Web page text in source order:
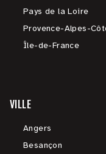
Pays de la Loire
Provence-Alpes-
Île-de-France
VILLE
Angers
Besançon